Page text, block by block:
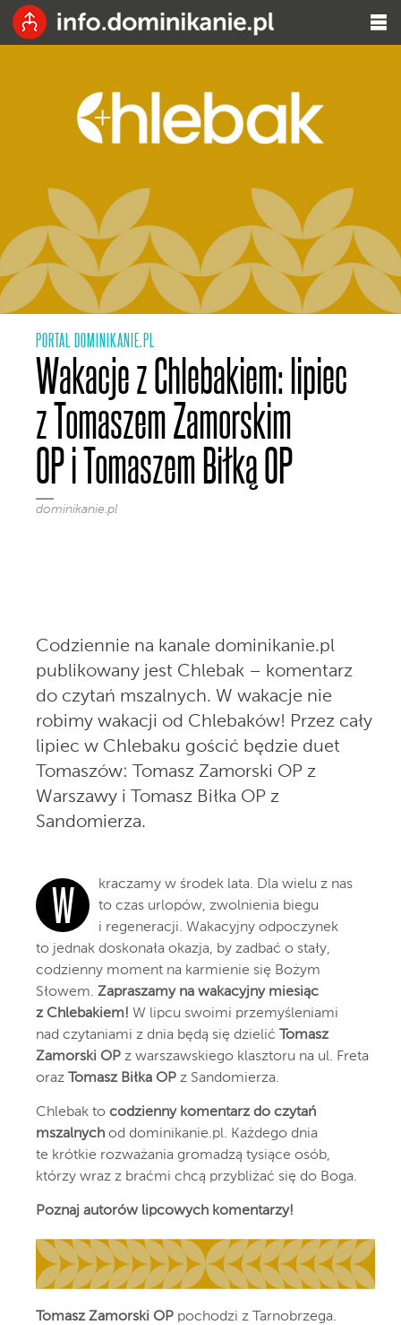
PORTAL DOMINIKANIE.PL
Wakacje z Chlebakiem: lipiec
z Tomaszem Zamorskim
OP i Tomaszem Biłką OP
dominikanie.pl
Codziennie na kanale dominikanie.pl
publikowany jest Chlebak – komentarz
do czytań mszalnych. W wakacje nie
robimy wakacji od Chlebaków! Przez cały
lipiec w Chlebaku gościć będzie duet
Tomaszów: Tomasz Zamorski OP z
Warszawy i Tomasz Biłka OP z
Sandomierza.
W
kraczamy w środek lata. Dla wielu z nas
to czas urlopów, zwolnienia biegu
i regeneracji. Wakacyjny odpoczynek
to jednak doskonała okazja, by zadbać o stały,
codzienny moment na karmienie się Bożym
Słowem. Zapraszamy na wakacyjny miesiąc
z Chlebakiem! W lipcu swoimi przemyśleniami
nad czytaniami z dnia będą się dzielić
Tomasz
Zamorski OP z warszawskiego klasztoru na ul. Freta
oraz
Tomasz Biłka OP z Sandomierza.
Chlebak to codzienny komentarz do czytań
mszalnych od dominikanie.pl. Każdego dnia
te krótkie rozważania gromadzą tysiące osób,
którzy wraz z braćmi chcą przybliżać się do Boga.
Poznaj autorów lipcowych komentarzy!
Tomasz Zamorski OP pochodzi z Tarnobrzega.